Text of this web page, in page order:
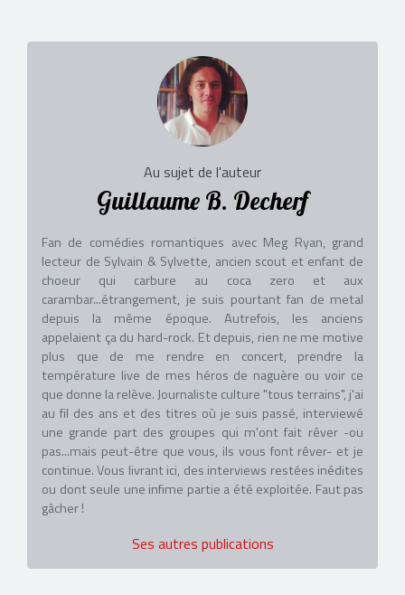
Au sujet de l'auteur
Guillaume B. Decherf
Fan de comédies romantiques avec Meg Ryan, grand
lecteur de Sylvain & Sylvette, ancien scout et enfant de
choeur qui carbure au coca zero et aux
carambar...étrangement, je suis pourtant fan de metal
depuis la même époque. Autrefois, les anciens
appelaient ça du hard-rock. Et depuis, rien ne me motive
plus que de me rendre en concert, prendre la
température live de mes héros de naguère ou voir ce
que donne la relève. Journaliste culture "tous terrains", j'ai
au fil des ans et des titres où je suis passé, interviewé
une grande part des groupes qui m'ont fait rêver -ou
pas...mais peut-être que vous, ils vous font rêver- et je
continue. Vous livrant ici, des interviews restées inédites
ou dont seule une infime partie a été exploitée. Faut pas
gâcher !
Ses autres publications